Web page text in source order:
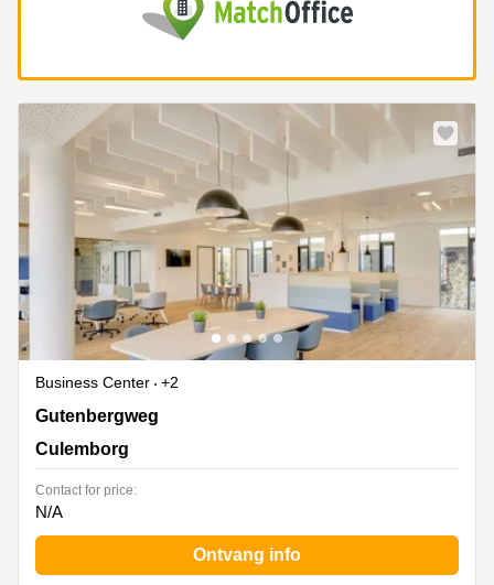
Business Center
+2
Gutenbergweg 1, Culemborg
Gutenbergweg
Culemborg
Contact for price:
N/A
Ontvang info